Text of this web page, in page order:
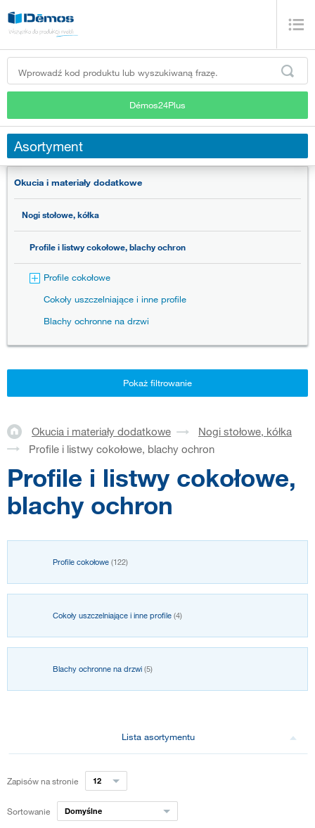
Démos24Plus
Asortyment
Okucia i materiały dodatkowe
Nogi stołowe, kółka
Profile i listwy cokołowe, blachy ochron
Profile cokołowe
Cokoły uszczelniające i inne profile
Blachy ochronne na drzwi
Pokaż filtrowanie
Okucia i materiały dodatkowe
Nogi stołowe, kółka
Profile i listwy cokołowe, blachy ochron
Profile i listwy cokołowe,
blachy ochron
Profile cokołowe (122)
Cokoły uszczelniające i inne profile (4)
Blachy ochronne na drzwi (5)
Lista asortymentu
Zapisów na stronie 12
Sortowanie Domyślne